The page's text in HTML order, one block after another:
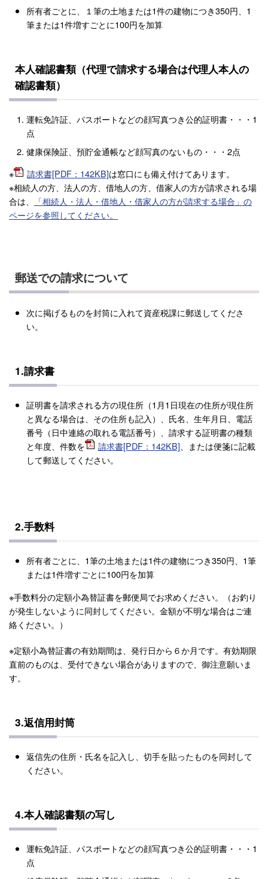
所有者ごとに、１筆の土地または1件の建物につき350円、1
筆または1件増すごとに100円を加算
本人確認書類（代理で請求する場合は代理人本人の
確認書類）
運転免許証、パスポートなどの顔写真つき公的証明書・・・1
点
健康保険証、預貯金通帳など顔写真のないもの・・・2点
※
請求書[PDF：142KB]は窓口にも備え付けてあります。
※相続人の方、法人の方、借地人の方、借家人の方が請求される場
合は、
「相続人・法人・借地人・借家人の方が請求する場合」の
ページを参照してください。
郵送での請求について
次に掲げるものを封筒に入れて資産税課に郵送してくださ
い。
1.請求書
証明書を請求される方の現住所（1月1日現在の住所が現住所
と異なる場合は、その住所も記入）、氏名、生年月日、電話
番号（日中連絡の取れる電話番号）、請求する証明書の種類
と年度、件数を
請求書[PDF：142KB] 、または便箋に記載
して郵送してください。
2.手数料
所有者ごとに、1筆の土地または1件の建物につき350円、1筆
または1件増すごとに100円を加算
※手数料分の定額小為替証書を郵便局でお求めください。（お釣り
が発生しないように同封してください。金額が不明な場合はご連
絡ください。）
※定額小為替証書の有効期間は、発行日から６か月です。有効期限
直前のものは、受付できない場合がありますので、御注意願いま
す。
3.返信用封筒
返信先の住所・氏名を記入し、切手を貼ったものを同封して
ください。
4.本人確認書類の写し
運転免許証、パスポートなどの顔写真つき公的証明書・・・1
点